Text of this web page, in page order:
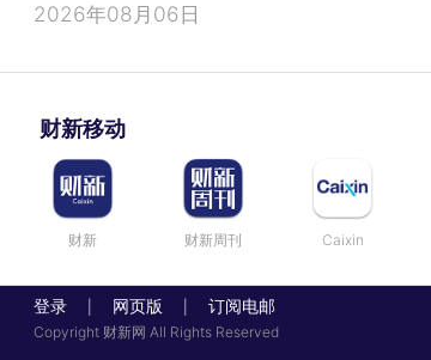
2026年08月06日
财新移动
财新 财新周刊 Caixin
登录 网页版 订阅电邮
Copyright 财新网 All Rights Reserved